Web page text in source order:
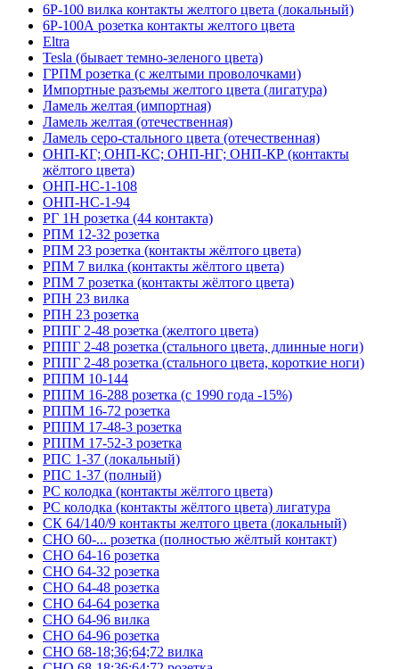
6Р-100 вилка контакты желтого цвета (локальный)
6Р-100А розетка контакты желтого цвета
Eltra
Tesla (бывает темно-зеленого цвета)
ГРПМ розетка (с желтыми проволочками)
Импортные разъемы желтого цвета (лигатура)
Ламель желтая (импортная)
Ламель желтая (отечественная)
Ламель серо-стального цвета (отечественная)
ОНП-КГ; ОНП-КС; ОНП-НГ; ОНП-КР (контакты
жёлтого цвета)
ОНП-НС-1-108
ОНП-НС-1-94
РГ 1Н розетка (44 контакта)
РПМ 12-32 розетка
РПМ 23 розетка (контакты жёлтого цвета)
РПМ 7 вилка (контакты жёлтого цвета)
РПМ 7 розетка (контакты жёлтого цвета)
РПН 23 вилка
РПН 23 розетка
РППГ 2-48 розетка (желтого цвета)
РППГ 2-48 розетка (стального цвета, длинные ноги)
РППГ 2-48 розетка (стального цвета, короткие ноги)
РППМ 10-144
РППМ 16-288 розетка (с 1990 года -15%)
РППМ 16-72 розетка
РППМ 17-48-3 розетка
РППМ 17-52-3 розетка
РПС 1-37 (локальный)
РПС 1-37 (полный)
РС колодка (контакты жёлтого цвета)
РС колодка (контакты жёлтого цвета) лигатура
СК 64/140/9 контакты желтого цвета (локальный)
СНО 60-... розетка (полностью жёлтый контакт)
СНО 64-16 розетка
СНО 64-32 розетка
СНО 64-48 розетка
СНО 64-64 розетка
СНО 64-96 вилка
СНО 64-96 розетка
СНО 68-18;36;64;72 вилка